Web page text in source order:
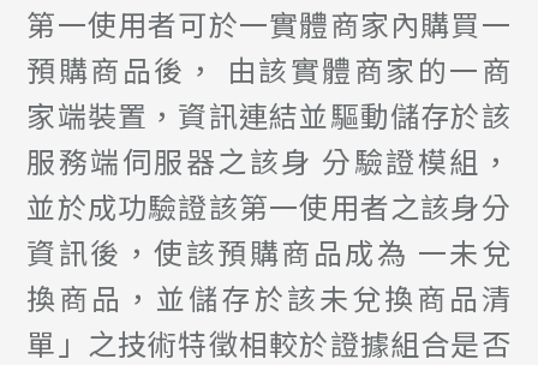
第一使用者可於一實體商家內購買一
預購商品後， 由該實體商家的一商
家端裝置，資訊連結並驅動儲存於該
服務端伺服器之該身 分驗證模組，
並於成功驗證該第一使用者之該身分
資訊後，使該預購商品成為 一未兌
換商品，並儲存於該未兌換商品清
單」之技術特徵相較於證據組合是否